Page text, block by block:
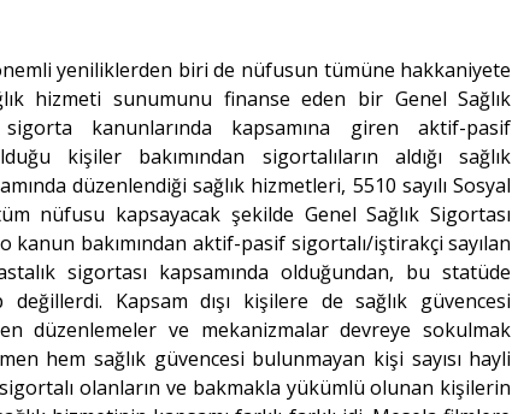
yeniliklerden biri de nüfusun tümüne hakkaniyete
hizmeti sunumunu finanse eden bir Genel Sağlık
kanunlarında kapsamına giren aktif-pasif
kişiler bakımından sigortalıların aldığı sağlık
düzenlendiği sağlık hizmetleri, 5510 sayılı Sosyal
nüfusu kapsayacak şekilde Genel Sağlık Sigortası
bakımından aktif-pasif sigortalı/iştirakçi sayılan
sigortası kapsamında olduğundan, bu statüde
Kapsam dışı kişilere de sağlık güvencesi
düzenlemeler ve mekanizmalar devreye sokulmak
hem sağlık güvencesi bulunmayan kişi sayısı hayli
olanların ve bakmakla yükümlü olunan kişilerin